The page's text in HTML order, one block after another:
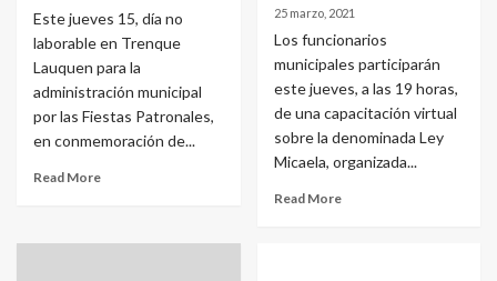
Este jueves 15, día no
laborable en Trenque
Lauquen para la
administración municipal
por las Fiestas Patronales,
en conmemoración de...
Read More
25 marzo, 2021
Los funcionarios
municipales participarán
este jueves, a las 19 horas,
de una capacitación virtual
sobre la denominada Ley
Micaela, organizada...
Read More